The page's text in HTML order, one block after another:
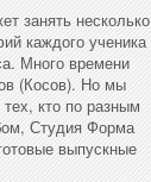
занять несколько
каждого ученика
Много времени
(Косов). Но мы
кто по разным
Студия Форма
выпускные